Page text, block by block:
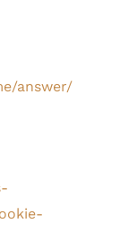
answer/